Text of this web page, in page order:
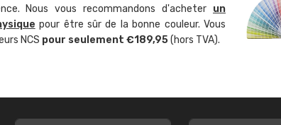
Nous vous recommandons d'acheter un
pour être sûr de la bonne couleur. Vous
NCS pour seulement €189,95(hors TVA).
"Le site ne permet pas de